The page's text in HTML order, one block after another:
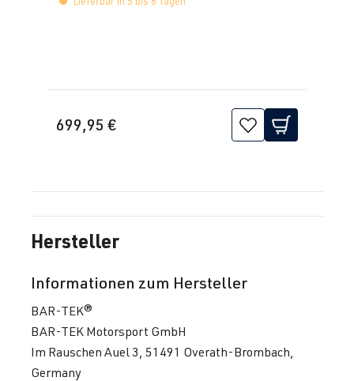
699,95 €
Hersteller
Informationen zum Hersteller
BAR-TEK®
BAR-TEK Motorsport GmbH
Im Rauschen Auel 3, 51491 Overath-Brombach,
Germany